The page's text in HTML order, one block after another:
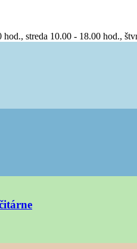
streda 10.00 - 18.00 hod.,